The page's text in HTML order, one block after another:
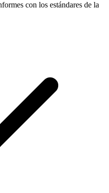
con los estándares de la